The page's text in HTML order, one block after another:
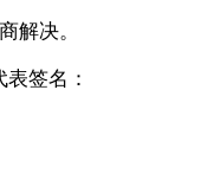
解决。
签名：